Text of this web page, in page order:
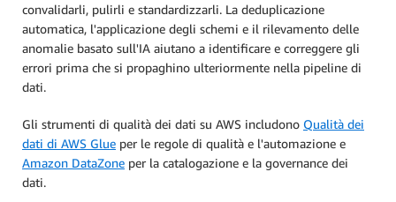
convalidarli, pulirli e standardizzarli. La deduplicazione
automatica, l'applicazione degli schemi e il rilevamento delle
anomalie basato sull'IA aiutano a identificare e correggere gli
errori prima che si propaghino ulteriormente nella pipeline di
dati.
Gli strumenti di qualità dei dati su AWS includono Qualità dei
dati di AWS Glue per le regole di qualità e l'automazione e
Amazon DataZone per la catalogazione e la governance dei
dati.